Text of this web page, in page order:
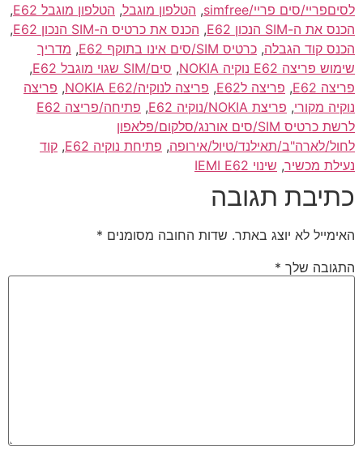
לסיםפריי/סים פריי/simfree
, הטלפון מוגבל, הטלפון מוגבל E62
,
הכנס את ה-SIM הנכון E62
, הכנס את כרטיס ה-SIM הנכון E62
,
הכנס קוד הגבלה, כרטיס SIM/סים אינו בתוקף E62 , מדריך
שימוש פריצה E62 נוקיה NOKIA
, סים/SIM שגוי מוגבל E62
,
פריצה E62
, פריצה לE62 , פריצה לנוקיה/NOKIA E62 , פריצה
נוקיה מקורי, פריצת NOKIA/נוקיה E62 ,
פתיחה/פריצה E62
לרשת כרטיס SIM/סים אורנג/סלקום/פלאפון
לחול/לארה"ב/תאילנד/טיול/אירופה, פתיחת נוקיה E62 , קוד
נעילת מכשיר, שינוי IEMI E62
כתיבת תגובה
האימייל לא יוצג באתר. שדות החובה מסומנים *
התגובה שלך *